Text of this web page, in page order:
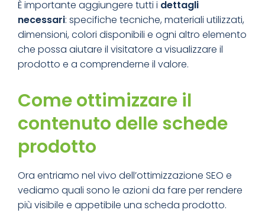
È importante aggiungere tutti i dettagli
necessari: specifiche tecniche, materiali utilizzati,
dimensioni, colori disponibili e ogni altro elemento
che possa aiutare il visitatore a visualizzare il
prodotto e a comprenderne il valore.
Come ottimizzare il
contenuto delle schede
prodotto
Ora entriamo nel vivo dell’ottimizzazione SEO e
vediamo quali sono le azioni da fare per rendere
più visibile e appetibile una scheda prodotto.